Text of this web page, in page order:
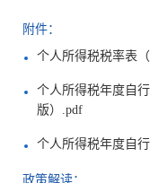
附件：
个人所得税税率表
个人所得税年度自
版）.pdf
个人所得税年度自
政策解读：